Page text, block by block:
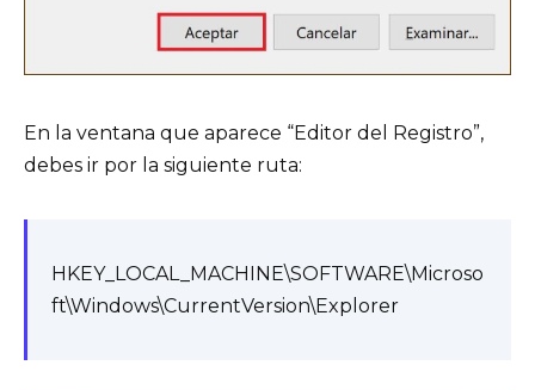
En la ventana que aparece “Editor del Registro”,
debes ir por la siguiente ruta:
HKEY_LOCAL_MACHINE\SOFTWARE\Microso
ft\Windows\CurrentVersion\Explorer